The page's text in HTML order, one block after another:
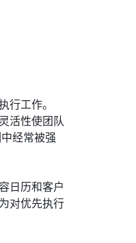
行工作。
活性使团队
经常被强
日历和客户
对优先执行